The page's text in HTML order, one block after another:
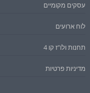
עסקים מקומיים
לוח ארועים
תחנות ולו"ז קו 4
מדיניות פרטיות